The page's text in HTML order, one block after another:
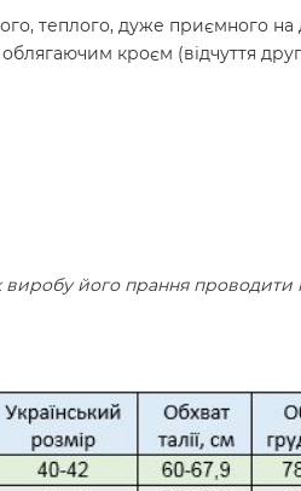
теплого, дуже приємного
кроєм (відчуття
його прання